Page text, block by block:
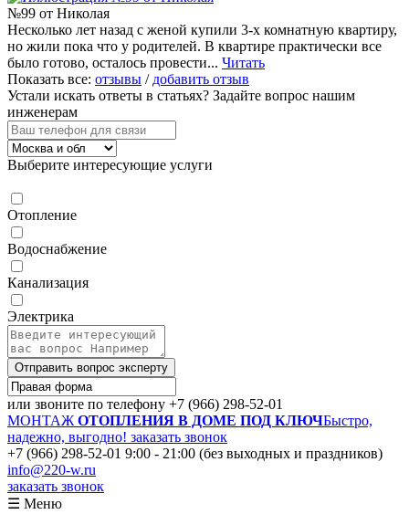
№99 от Николая
Несколько лет назад с женой купили 3-х комнатную квартиру,
но жили пока что у родителей. В квартире практически все
было готово, осталось провести... Читать
Показать все: отзывы / добавить отзыв
Устали искать ответы в статьях? Задайте вопрос нашим
инженерам
Выберите интересующие услуги
Отопление
Водоснабжение
Канализация
Электрика
Отправить вопрос эксперту
или звоните по телефону +7 (966) 298-52-01
МОНТАЖ ОТОПЛЕНИЯ В ДОМЕ ПОД КЛЮЧБыстро,
надежно, выгодно! заказать звонок
+7 (966) 298-52-01 9:00 - 21:00 (без выходных и праздников)
info@220-w.ru
заказать звонок
☰ Меню